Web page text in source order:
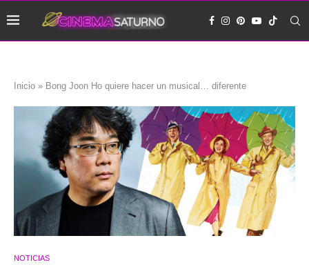
Inicio » Bong Joon Ho quiere hacer un musical… diferente
NOTICIAS